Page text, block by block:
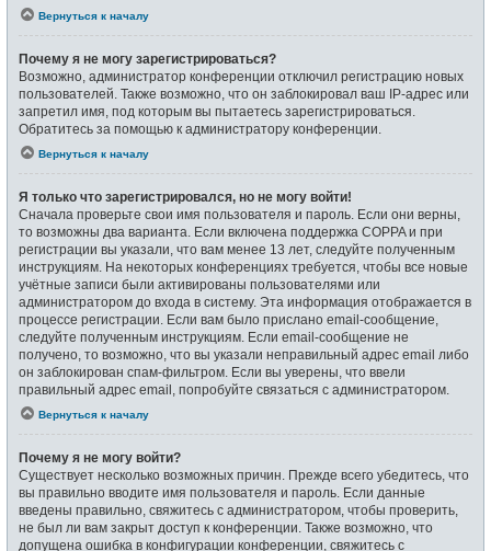
Вернуться к началу
Почему я не могу зарегистрироваться?
Возможно, администратор конференции отключил регистрацию новых
пользователей. Также возможно, что он заблокировал ваш IP-адрес или
запретил имя, под которым вы пытаетесь зарегистрироваться.
Обратитесь за помощью к администратору конференции.
Вернуться к началу
Я только что зарегистрировался, но не могу войти!
Сначала проверьте свои имя пользователя и пароль. Если они верны,
то возможны два варианта. Если включена поддержка COPPA и при
регистрации вы указали, что вам менее 13 лет, следуйте полученным
инструкциям. На некоторых конференциях требуется, чтобы все новые
учётные записи были активированы пользователями или
администратором до входа в систему. Эта информация отображается в
процессе регистрации. Если вам было прислано email-сообщение,
следуйте полученным инструкциям. Если email-сообщение не
получено, то возможно, что вы указали неправильный адрес email либо
он заблокирован спам-фильтром. Если вы уверены, что ввели
правильный адрес email, попробуйте связаться с администратором.
Вернуться к началу
Почему я не могу войти?
Существует несколько возможных причин. Прежде всего убедитесь, что
вы правильно вводите имя пользователя и пароль. Если данные
введены правильно, свяжитесь с администратором, чтобы проверить,
не был ли вам закрыт доступ к конференции. Также возможно, что
допущена ошибка в конфигурации конференции, свяжитесь с